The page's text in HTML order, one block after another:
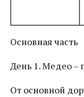
Основная часть
День 1. Медео –
От основной